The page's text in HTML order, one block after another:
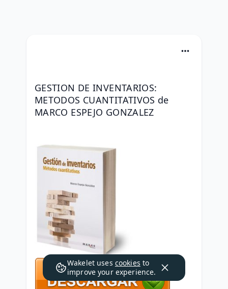
GESTION DE INVENTARIOS:
METODOS CUANTITATIVOS de
MARCO ESPEJO GONZALEZ
Wakelet uses cookies to
improve your experience.